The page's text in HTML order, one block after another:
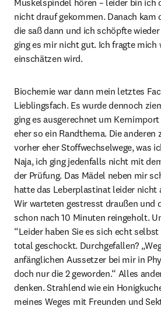
Muskelspindel hören – leider bin ich
nicht drauf gekommen. Danach kam
die saß dann und ich schöpfte
ging es mir nicht gut. Ich fragte mich
einschätzen wird.
Biochemie war dann mein letztes
Lieblingsfach. Es wurde dennoch
ging es ausgerechnet um
eher so ein Randthema. Die anderen
vorher eher Stoffwechselwege, was
Naja, ich ging jedenfalls nicht mit
der Prüfung. Das Mädel neben mir
hatte das Leberplastinat leider nicht
Wir warteten gestresst draußen und
schon nach 10 Minuten reingeholt.
“Leider haben Sie es sich echt
total geschockt. Durchgefallen?
anfänglichen Aussetzer bei mir in
doch nur die 2 geworden.“ Alles
denken. Strahlend wie ein
meines Weges mit Freunden und